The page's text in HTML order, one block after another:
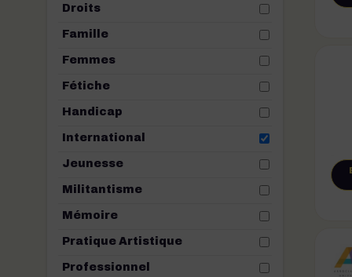
Droits
Famille
Femmes
Fétiche
Handicap
International
Jeunesse
Militantisme
Mémoire
Pratique Artistique
Professionnel